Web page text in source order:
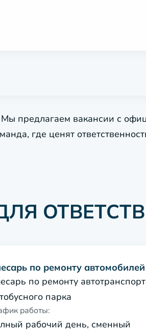
предлагаем вакансии с
где ценят
по ремонту автомобилей
по ремонту
парка
работы:
рабочий день, сменный